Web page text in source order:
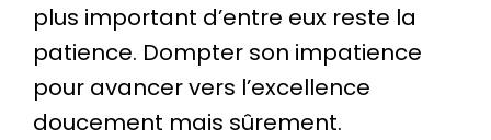
plus important d’entre eux reste la
patience. Dompter son impatience
pour avancer vers l’excellence
doucement mais sûrement.